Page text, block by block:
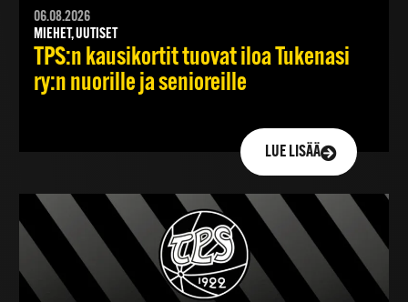
06.08.2026
MIEHET, UUTISET
TPS:n kausikortit tuovat iloa Tukenasi
ry:n nuorille ja senioreille
LUE LISÄÄ